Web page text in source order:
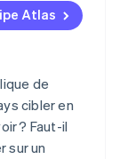
et quel
votre
Atlas
de
cibler en
? Faut-il
sur un